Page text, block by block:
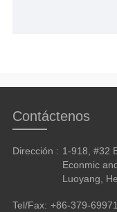
Contáctenos
Dirección : 1-918, #32
Econmic
Luoyang,
Tel/Fax: +86-379-